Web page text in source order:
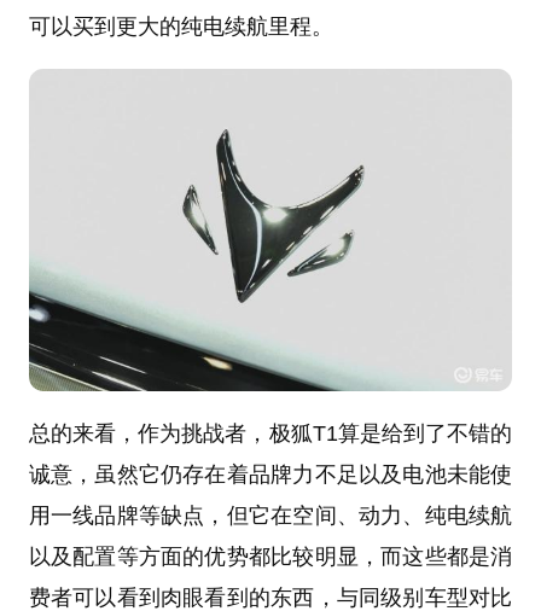
可以买到更大的纯电续航里程。
总的来看，作为挑战者，极狐T1算是给到了不错的
诚意，虽然它仍存在着品牌力不足以及电池未能使
用一线品牌等缺点，但它在空间、动力、纯电续航
以及配置等方面的优势都比较明显，而这些都是消
费者可以看到肉眼看到的东西，与同级别车型对比